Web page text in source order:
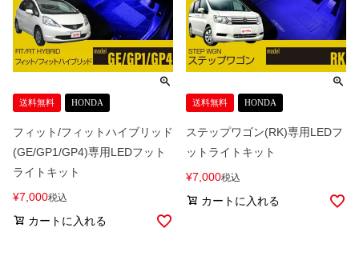
送料無料 HONDA
フィット/フィットハイブリッド
(GE/GP1/GP4)専用LEDフット
ライトキット
¥7,000税込
カートに入れる
送料無料 HONDA
ステップワゴン(RK)専用LEDフ
ットライトキット
¥7,000税込
カートに入れる